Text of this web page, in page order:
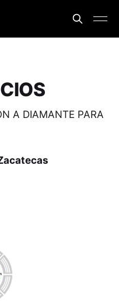
A DIAMANTE PARA